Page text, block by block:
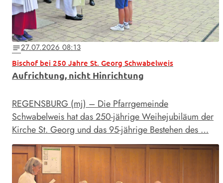
notes27.07.2026 08:13
Bischof bei 250 Jahre St. Georg Schwabelweis
Aufrichtung, nicht Hinrichtung
REGENSBURG (mj) – Die Pfarrgemeinde
Schwabelweis hat das 250-jährige Weihejubiläum der
Kirche St. Georg und das 95-jährige Bestehen des …